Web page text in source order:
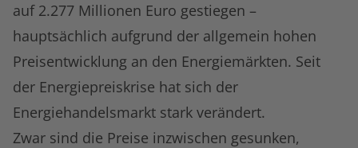
auf 2.277 Millionen Euro gestiegen –
hauptsächlich aufgrund der allgemein hohen
Preisentwicklung an den Energiemärkten. Seit
der Energiepreiskrise hat sich der
Energiehandelsmarkt stark verändert.
Zwar sind die Preise inzwischen gesunken,